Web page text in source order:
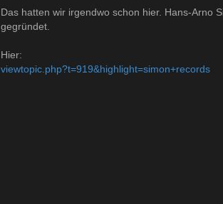
Das hatten wir irgendwo schon hier. Hans-Arno
gegründet.
Hier:
viewtopic.php?t=919&highlight=simon+records